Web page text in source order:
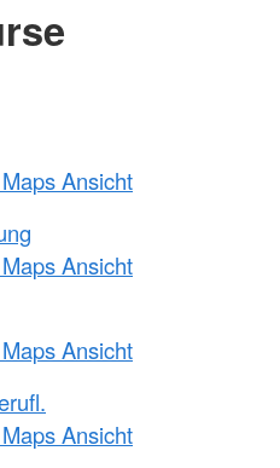
Ansicht
Ansicht
Ansicht
Ansicht